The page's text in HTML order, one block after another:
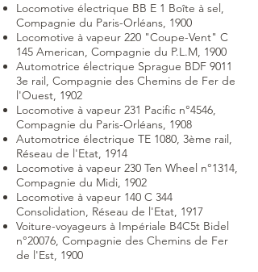
Locomotive électrique BB E 1 Boîte à sel,
Compagnie du Paris-Orléans, 1900
Locomotive à vapeur 220 "Coupe-Vent" C
145 American, Compagnie du P.L.M, 1900
Automotrice électrique Sprague BDF 9011
3e rail, Compagnie des Chemins de Fer de
l'Ouest, 1902
Locomotive à vapeur 231 Pacific n°4546,
Compagnie du Paris-Orléans, 1908
Automotrice électrique TE 1080, 3ème rail,
Réseau de l'Etat, 1914
Locomotive à vapeur 230 Ten Wheel n°1314,
Compagnie du Midi, 1902
Locomotive à vapeur 140 C 344
Consolidation, Réseau de l'Etat, 1917
Voiture-voyageurs à Impériale B4C5t Bidel
n°20076, Compagnie des Chemins de Fer
de l'Est, 1900